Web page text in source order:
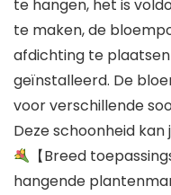
te hangen, het is
te maken, de
afdichting te
geïnstalleerd. De
voor verschillende
Deze schoonheid kan
【Breed
hangende